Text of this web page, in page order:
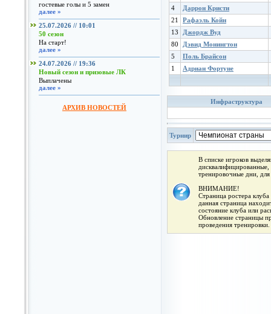
гостевые голы и 5 замен
далее »
25.07.2026 // 10:01
50 сезон
На старт!
далее »
24.07.2026 // 19:36
Новый сезон и призовые ЛК
Выплачены
далее »
АРХИВ НОВОСТЕЙ
4
Даррон Кристи
21
Рафаэль Койн
13
Джордж Вуд
80
Дэвид Монингтон
5
Поль Брайсон
1
Адриан Фортуне
Инфраструктура
Турнир
В списке игроков
тренировочные дни,
ВНИМАНИЕ!
Страница ростера
данная страница
состояние клуба или
Обновление страницы
проведения тренировки.